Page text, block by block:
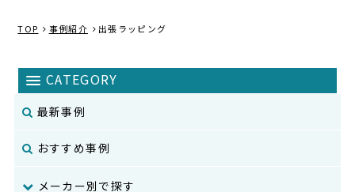
TOP 事例紹介 出張ラッピング
最新事例
おすすめ事例
メーカー別で探す